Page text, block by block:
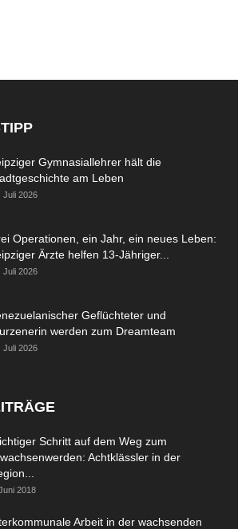
Gymnasiallehrer hält die
am Leben
Juli 2026
Operationen, ein Jahr, ein neues Leben:
Ärzte helfen 13-Jähriger...
Juli 2026
Geflüchteter und
werden zum Dreamteam
Juli 2026
Schritt auf dem Weg zum
Achtklässler in der
2018
Arbeit in der wachsenden